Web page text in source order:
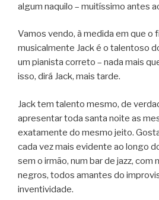
algum naquilo – muitíssimo antes
Vamos vendo, à medida em que o
musicalmente Jack é o talentoso
um pianista correto – nada mais
isso, dirá Jack, mais tarde.
Jack tem talento mesmo, de
apresentar toda santa noite as
exatamente do mesmo jeito.
cada vez mais evidente ao longo
sem o irmão, num bar de jazz, com
negros, todos amantes do
inventividade.